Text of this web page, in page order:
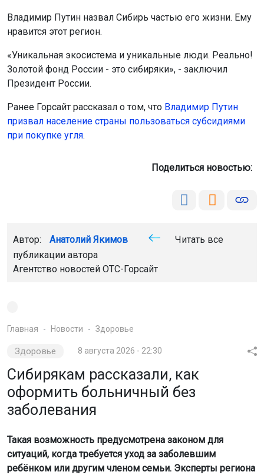
Владимир Путин назвал Сибирь частью его жизни. Ему
нравится этот регион.
«Уникальная экосистема и уникальные люди. Реально!
Золотой фонд России - это сибиряки», - заключил
Президент России.
Ранее Горсайт рассказал о том, что Владимир Путин
призвал население страны пользоваться субсидиями
при покупке угля.
Поделиться новостью:
Автор: Анатолий Якимов
Читать все
публикации автора
Агентство новостей ОТС-Горсайт
Главная Новости Здоровье
Здоровье 8 августа 2026 - 22:30
Сибирякам рассказали, как
оформить больничный без
заболевания
Такая возможность предусмотрена законом для
ситуаций, когда требуется уход за заболевшим
ребёнком или другим членом семьи. Эксперты региона